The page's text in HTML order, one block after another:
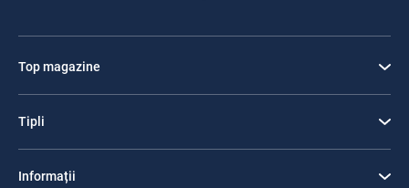
Top magazine
Tipli
Informații